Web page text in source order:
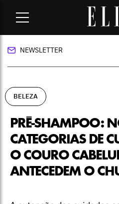
Pré-shampoo:
com o couro cabeludo e os fios
NEWSLETTER
BELEZA
PRÉ-SHAMPOO:
CATEGORIAS DE
O COURO
ANTECEDEM O